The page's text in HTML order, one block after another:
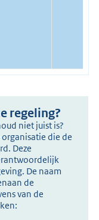
regeling?
niet juist is?
die de
Deze
De naam
de
van de